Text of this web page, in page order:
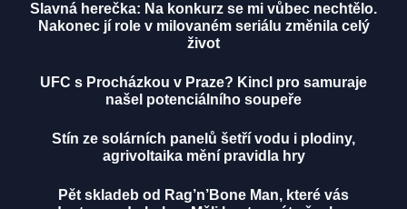
Slavná herečka: Na konkurz se mi vůbec nechtělo.
Nakonec jí role v milovaném seriálu změnila celý
život
UFC s Procházkou v Praze? Kincl pro samuraje
našel potenciálního soupeře
Stín ze solárních panelů šetří vodu i plodiny,
agrivoltaika mění pravidla hry
Pět skladeb od Rag’n’Bone Man, které vás